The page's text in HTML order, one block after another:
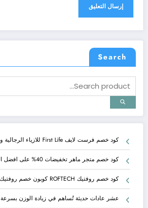
Search
كود خصم فرست لايف First Life للازياء الرجالية والأحذية
كود خصم متجر ماهر تخفيضات 40% على افضل المنتجات Maher Store
كود خصم روفتيك ROFTECH كوبون خصم روفتيك
عشر عادات حديثة تُساهم في زيادة الوزن بسرعة